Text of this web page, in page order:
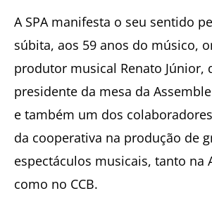
A SPA manifesta o seu sentido
súbita, aos 59 anos do músico,
produtor musical Renato Júnior,
presidente da mesa da
e também um dos
da cooperativa na produção de
espectáculos musicais, tanto na
como no CCB.